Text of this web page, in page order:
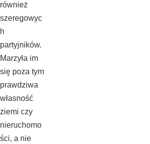
również
szeregowyc
h
partyjników.
Marzyła im
się poza tym
prawdziwa
własność
ziemi czy
nieruchomo
ści, a nie